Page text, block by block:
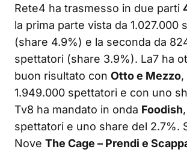
Rete4 ha trasmesso in due parti
la prima parte vista da 1.027.000
(share 4.9%) e la seconda da
spettatori (share 3.9%). La7 ha
buon risultato con Otto e Mezzo,
1.949.000 spettatori e con uno
Tv8 ha mandato in onda Foodish
spettatori e uno share del 2.7%.
Nove The Cage – Prendi e